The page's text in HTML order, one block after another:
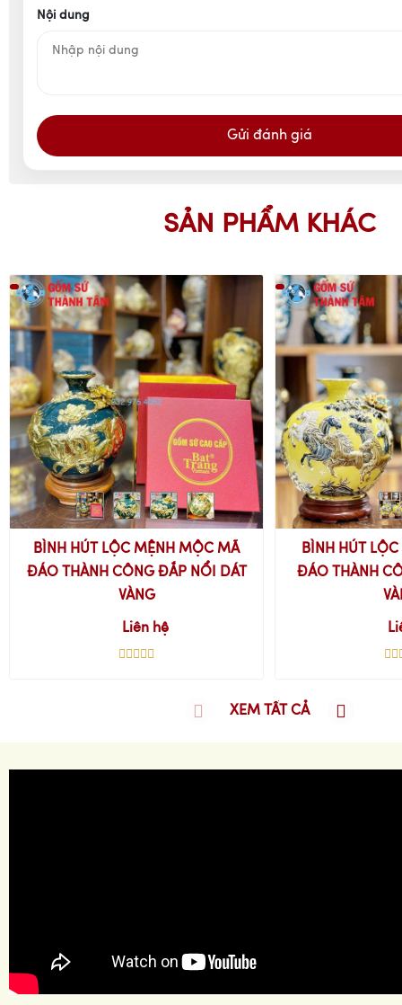
Nội dung
Gửi đánh giá
SẢN PHẨM KHÁC
BÌNH HÚT LỘC MỆNH MỘC MÃ
ĐÁO THÀNH CÔNG ĐẮP NỔI DÁT
VÀNG
Liên hệ
BÌNH HÚT
ĐÁO THÀNH
XEM TẤT CẢ